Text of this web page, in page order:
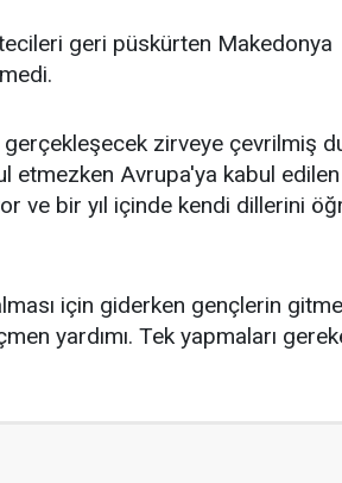
geri püskürten Makedonya
zirveye çevrilmiş
etmezken Avrupa'ya kabul edilen
ve bir yıl içinde kendi dillerini
için giderken gençlerin
yardımı. Tek yapmaları